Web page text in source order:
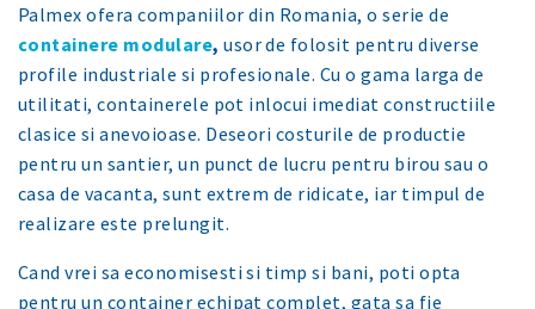
Palmex ofera companiilor din Romania, o serie de
containere modulare, usor de folosit pentru diverse
profile industriale si profesionale. Cu o gama larga de
utilitati, containerele pot inlocui imediat constructiile
clasice si anevoioase. Deseori costurile de productie
pentru un santier, un punct de lucru pentru birou sau o
casa de vacanta, sunt extrem de ridicate, iar timpul de
realizare este prelungit.
Cand vrei sa economisesti si timp si bani, poti opta
pentru un container echipat complet, gata sa fie